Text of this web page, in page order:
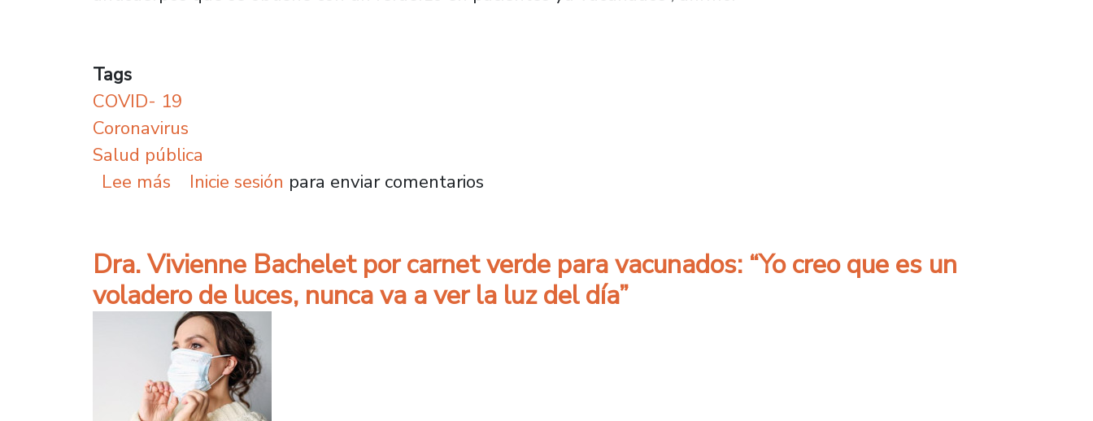
Tags
COVID- 19
Coronavirus
Salud pública
Lee más sobre Dra. Lorena Tapia: “En agosto se podría a comenzar a programar la vacunación de refuerzo”
Inicie sesión para enviar comentarios
Dra. Vivienne Bachelet por carnet verde para vacunados: “Yo creo que es un
voladero de luces, nunca va a ver la luz del día”